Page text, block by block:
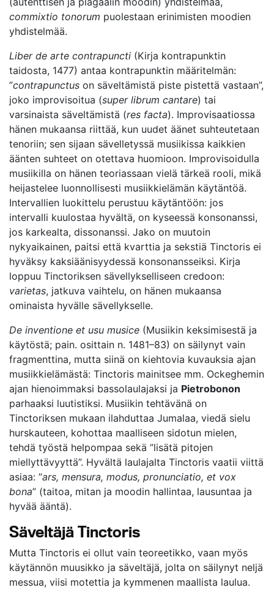
commixtio tonorum puolestaan erinimisten moodien
yhdistelmää.
Liber de arte contrapuncti (Kirja kontrapunktin
taidosta, 1477) antaa kontrapunktin määritelmän:
”contrapunctus on säveltämistä piste pistettä vastaan”,
joko improvisoitua (super librum cantare) tai
varsinaista säveltämistä (res facta). Improvisaatiossa
hänen mukaansa riittää, kun uudet äänet suhteutetaan
tenoriin; sen sijaan sävelletyssä musiikissa kaikkien
äänten suhteet on otettava huomioon. Improvisoidulla
musiikilla on hänen teoriassaan vielä tärkeä rooli, mikä
heijastelee luonnollisesti musiikkielämän käytäntöä.
Intervallien luokittelu perustuu käytäntöön: jos
intervalli kuulostaa hyvältä, on kyseessä konsonanssi,
jos karkealta, dissonanssi. Jako on muutoin
nykyaikainen, paitsi että kvarttia ja sekstiä Tinctoris ei
hyväksy kaksiäänisyydessä konsonansseiksi. Kirja
loppuu Tinctoriksen sävellykselliseen credoon:
varietas, jatkuva vaihtelu, on hänen mukaansa
ominaista hyvälle sävellykselle.
De inventione et usu musice (Musiikin keksimisestä ja
käytöstä; pain. osittain n. 1481–83) on säilynyt vain
fragmenttina, mutta siinä on kiehtovia kuvauksia ajan
musiikkielämästä: Tinctoris mainitsee mm. Ockeghemin
ajan hienoimmaksi bassolaulajaksi ja Pietrobonon
parhaaksi luutistiksi. Musiikin tehtävänä on
Tinctoriksen mukaan ilahduttaa Jumalaa, viedä sielu
hurskauteen, kohottaa maalliseen sidotun mielen,
tehdä työstä helpompaa sekä ”lisätä pitojen
miellyttävyyttä”. Hyvältä laulajalta Tinctoris vaatii viittä
asiaa: ”ars, mensura, modus, pronunciatio, et vox
bona” (taitoa, mitan ja moodin hallintaa, lausuntaa ja
hyvää ääntä).
Säveltäjä Tinctoris
Mutta Tinctoris ei ollut vain teoreetikko, vaan myös
käytännön muusikko ja säveltäjä, jolta on säilynyt neljä
messua, viisi motettia ja kymmenen maallista laulua.